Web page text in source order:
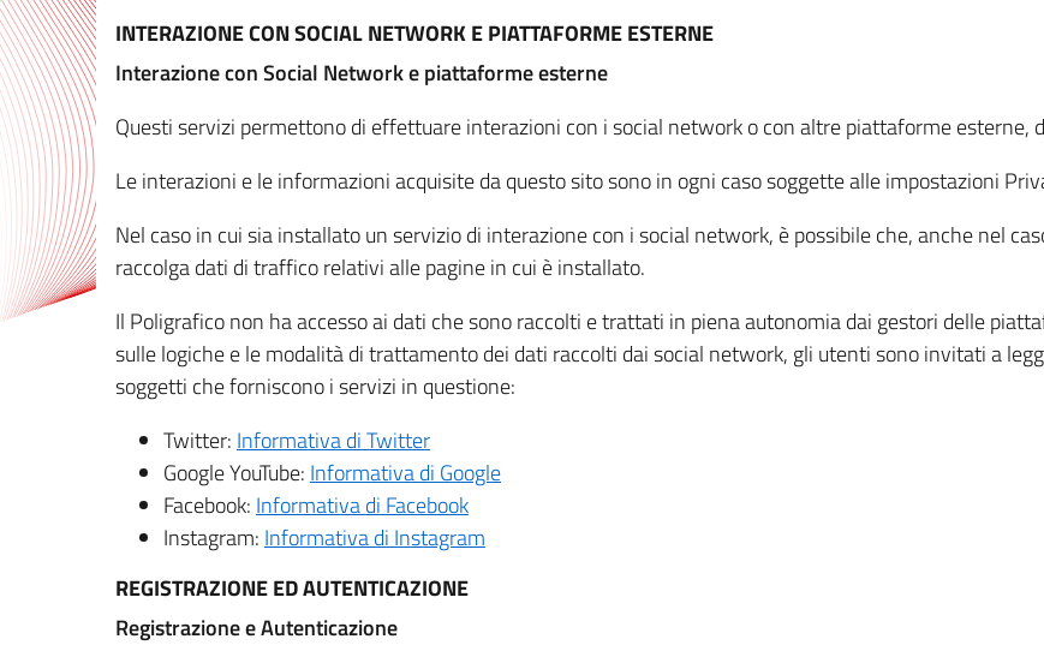
INTERAZIONE CON SOCIAL NETWORK E PIATTAFORME ESTERNE
Interazione con Social Network e piattaforme esterne
Questi servizi permettono di effettuare interazioni con i social network o con altre piattaforme esterne,
Le interazioni e le informazioni acquisite da questo sito sono in ogni caso soggette alle impostazioni
Nel caso in cui sia installato un servizio di interazione con i social network, è possibile che, anche nel
raccolga dati di traffico relativi alle pagine in cui è installato.
Il Poligrafico non ha accesso ai dati che sono raccolti e trattati in piena autonomia dai gestori delle
sulle logiche e le modalità di trattamento dei dati raccolti dai social network, gli utenti sono invitati a
soggetti che forniscono i servizi in questione:
Twitter: Informativa di Twitter
Google YouTube: Informativa di Google
Facebook: Informativa di Facebook
Instagram: Informativa di Instagram
REGISTRAZIONE ED AUTENTICAZIONE
Registrazione e Autenticazione